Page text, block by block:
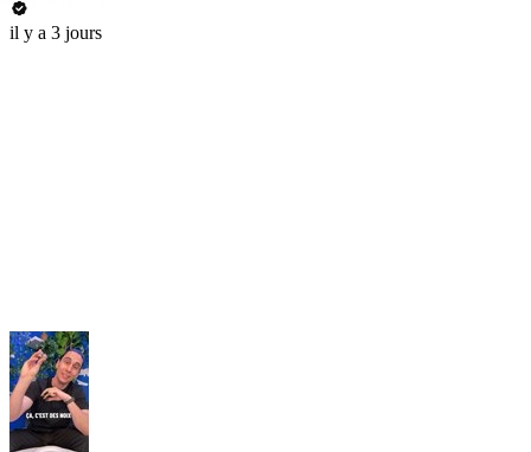
il y a 3 jours